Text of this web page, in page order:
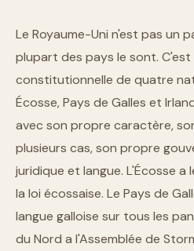
Le Royaume-Uni n'est pas un
plupart des pays le sont. C'est
constitutionnelle de quatre
Écosse, Pays de Galles et
avec son propre caractère,
plusieurs cas, son propre
juridique et langue. L'Écosse a
la loi écossaise. Le Pays de
langue galloise sur tous les
du Nord a l'Assemblée de